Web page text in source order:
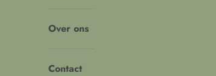
Over ons
Contact